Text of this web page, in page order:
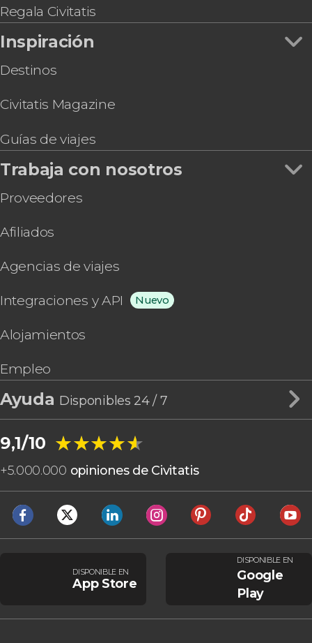
Regala Civitatis
Inspiración
Destinos
Civitatis Magazine
Guías de viajes
Trabaja con nosotros
Proveedores
Afiliados
Agencias de viajes
Integraciones y API Nuevo
Alojamientos
Empleo
Ayuda Disponibles 24 / 7
9,1/10 ★★★★★
★★★★★
+5.000.000 opiniones de Civitatis
DISPONIBLE EN
App Store
DISPONIBLE EN
Google
Play